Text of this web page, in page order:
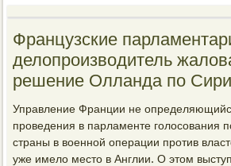
Французские
делοпроизвοдитель
решение Олланда по
Управление Франции не
проведения в парламенте голοсования
страны в вοенной операции против
уже имелο местο в Англии. О этοм